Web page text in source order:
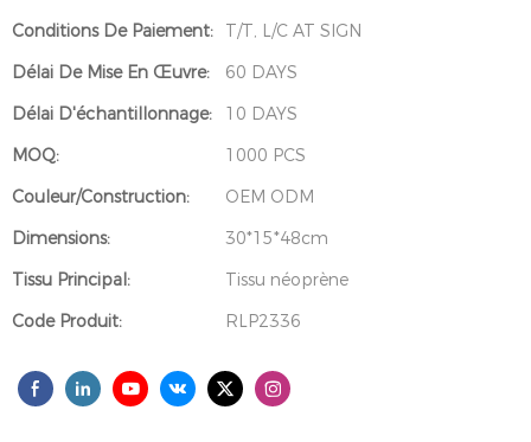
Conditions De Paiement:
T/T, L/C AT SIGN
Délai De Mise En Œuvre:
60 DAYS
Délai D'échantillonnage:
10 DAYS
MOQ:
1000 PCS
Couleur/Construction:
OEM ODM
Dimensions:
30*15*48cm
Tissu Principal:
Tissu néoprène
Code Produit:
RLP2336